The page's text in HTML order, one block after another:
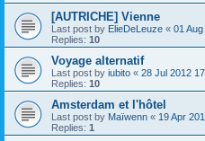
[AUTRICHE] Vienne
Last post by ElieDeLeuze « 01
Replies: 10
Voyage alternatif
Last post by iubito « 28 Jul 2012
Replies: 10
Amsterdam et l'hôtel
Last post by Maïwenn « 19 Apr
Replies: 1